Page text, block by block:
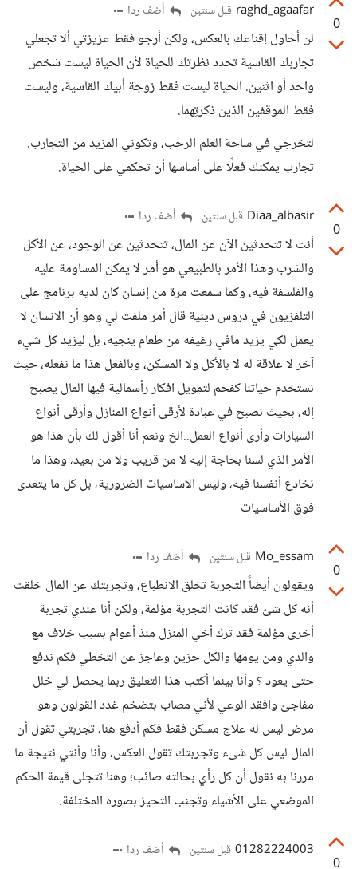
0
raghd_agaafar قبل سنتين أضف ردا
لن أحاول إقناعك بالعكس، ولكن أرجو فقط عزيزتي ألا تجعلي
تجاربك القاسية تحدد نظرتك للحياة لأن الحياة ليست شخص
واحد أو اثنين. الحياة ليست فقط زوجة أبيك القاسية، وليست
فقط الموقفين الذين ذكرتِهما.
لتخرجي في ساحة العلم الرحب، وتكوني المزيد من التجارب.
تجارب يمكنك فعلًا على أساسها أن تحكمي على الحياة.
0
Diaa_albasir قبل سنتين أضف ردا
أنت لا تتحدثين الآن عن المال، تتحدثين عن الوجود، عن الأكل
والشرب وهذا الأمر بالطبيعي هو أمر لا يمكن المساومة عليه
والفلسفة فيه، وكما سمعت مرة من إنسان كان لديه برنامج على
التلفزيون في دروس دينية قال أمر ملفت لي وهو أن الانسان لا
يعمل لكي يزيد مافي رغيفه من طعام ينجيه، بل ليزيد كل شيء
آخر لا علاقة له لا بالأكل ولا المسكن، وبالفعل هذا ما نفعله، حيث
نستخدم حياتنا كفحم لتمويل افكار رأسمالية فيها المال يصبح
إله، بحيث نصبح في عبادة لأرقى أنواع المنازل وأرقى أنواع
السيارات وأرى أنواع العمل..الخ ونعم أنا أقول لك بأن هذا هو
الأمر الذي لسنا بحاجة إليه لا من قريب ولا من بعيد، وهذا ما
نخادع أنفسنا فيه، وليس الاساسيات الضرورية، بل كل ما يتعدى
فوق الأساسيات
0
Mo_essam قبل سنتين أضف ردا
ويقولون أيضاً التجربة تخلق الانطباع، وتجربتك عن المال خلقت
أنه كل شئ فقد كانت التجربة مؤلمة، ولكن أنا عندي تجربة
أخرى مؤلمة فقد ترك أخي المنزل منذ أعوام بسبب خلاف مع
والدي ومن يومها والكل حزين وعاجز عن التخطي فكم ندفع
حتى يعود ؟ وأنا بينما أكتب هذا التعليق ربما يحصل لي خلل
مفاجئ وافقد الوعي لأني مصاب بتضخم غدد القولون وهو
مرض ليس له علاج مسكن فقط فكم أدفع هنا، تجربتي تقول أن
المال ليس كل شىء وتجربتك تقول العكس، وأنا وأنتي نتيجة ما
مررنا به نقول أن كل رأي بحالته صائب؛ وهنا تتجلى قيمة الحكم
الموضعي على الأشياء وتجنب التحيز بصوره المختلفة.
0
01282224003 قبل سنتين أضف ردا